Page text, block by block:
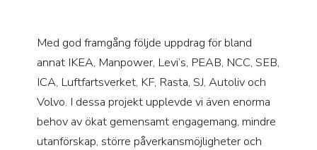
Med god framgång följde uppdrag för bland
annat IKEA, Manpower, Levi’s, PEAB, NCC, SEB,
ICA, Luftfartsverket, KF, Rasta, SJ, Autoliv och
Volvo. I dessa projekt upplevde vi även enorma
behov av ökat gemensamt engagemang, mindre
utanförskap, större påverkansmöjligheter och